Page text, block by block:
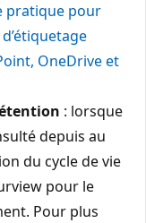
pratique pour
OneDrive et
: lorsque
depuis au
du cycle de vie
pour le
Pour plus